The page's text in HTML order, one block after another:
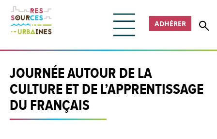
ADHÉRER
JOURNÉE AUTOUR DE LA
CULTURE ET DE L’APPRENTISSAGE
DU FRANÇAIS